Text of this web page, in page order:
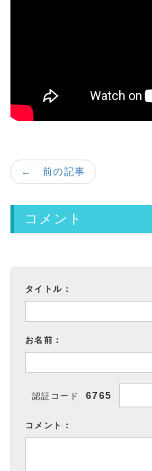
← 前の記事
コメント
タイトル：
お名前：
認証コード 6765
コメント：